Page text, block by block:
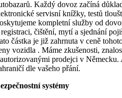
Každý dovoz začíná
servisní knížky, testů
kompletní služby od
čištění, mytí a sjednání
částka je již zahrnuta v ceně
vozidla . Máme zkušenosti,
prodejci v
dle vašeho přání.
systémy